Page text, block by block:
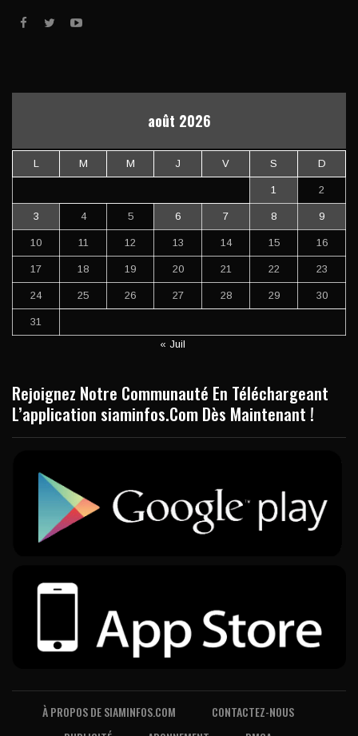
août 2026
L M M J V S D
1 2
3 4 5 6 7 8 9
10 11 12 13 14 15 16
17 18 19 20 21 22 23
24 25 26 27 28 29 30
31
« Juil
Rejoignez Notre Communauté En Téléchargeant
L’application siaminfos.Com Dès Maintenant !
À PROPOS DE SIAMINFOS.COM
CONTACTEZ-NOUS